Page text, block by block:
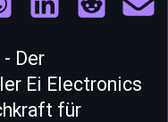
Der
Ei Electronics
für